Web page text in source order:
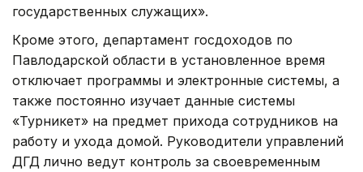
государственных служащих».
Кроме этого, департамент госдоходов по
Павлодарской области в установленное время
отключает программы и электронные системы, а
также постоянно изучает данные системы
«Турникет» на предмет прихода сотрудников на
работу и ухода домой. Руководители управлений
ДГД лично ведут контроль за своевременным